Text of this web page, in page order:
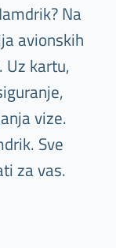
Na
avionskih
Uz kartu,
vize.
Sve
za vas.